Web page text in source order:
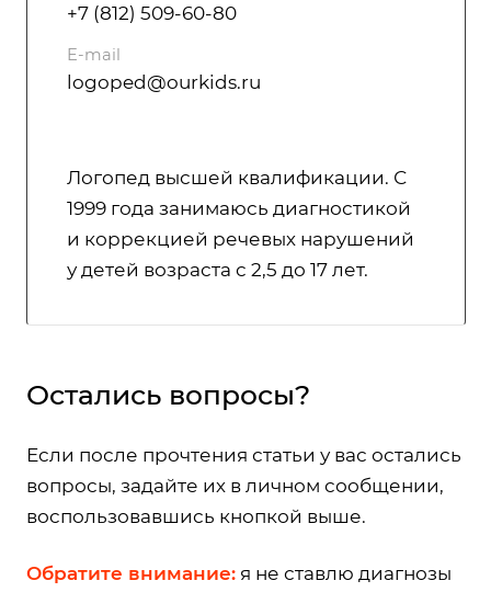
+7 (812) 509-60-80
E-mail
logoped@ourkids.ru
Логопед высшей квалификации. С
1999 года занимаюсь диагностикой
и коррекцией речевых нарушений
у детей возраста с 2,5 до 17 лет.
Остались вопросы?
Если после прочтения статьи у вас остались
вопросы, задайте их в личном сообщении,
воспользовавшись кнопкой выше.
Обратите внимание: я не ставлю диагнозы